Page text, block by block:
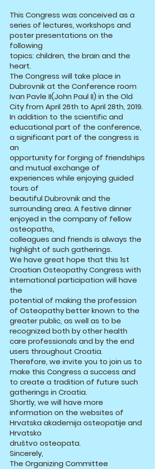
This Congress was conceived as a
series of lectures, workshops and
poster presentations on the
following
topics: children, the brain and the
heart.
The Congress will take place in
Dubrovnik at the Conference room
Ivan Pavle II(John Paul II) in the Old
City from April 26th to April 28th, 2019.
In addition to the scientific and
educational part of the conference,
a significant part of the congress is
an
opportunity for forging of friendships
and mutual exchange of
experiences while enjoying guided
tours of
beautiful Dubrovnik and the
surrounding area. A festive dinner
enjoyed in the company of fellow
osteopaths,
colleagues and friends is always the
highlight of such gatherings.
We have great hope that this 1st
Croatian Osteopathy Congress with
international participation will have
the
potential of making the profession
of Osteopathy better known to the
greater public, as well as to be
recognized both by other health
care professionals and by the end
users throughout Croatia.
Therefore, we invite you to join us to
make this Congress a success and
to create a tradition of future such
gatherings in Croatia.
Shortly, we will have more
information on the websites of
Hrvatska akademija osteopatije and
Hrvatsko
društvo osteopata.
Sincerely,
The Organizing Committee